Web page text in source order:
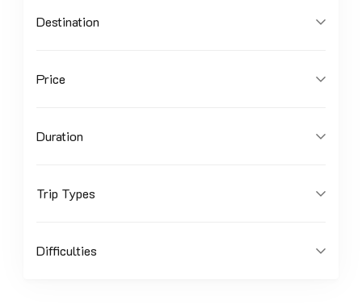
Destination
Price
Duration
Trip Types
Difficulties